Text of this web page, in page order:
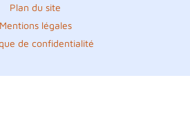
Plan du site
Mentions légales
de confidentialité